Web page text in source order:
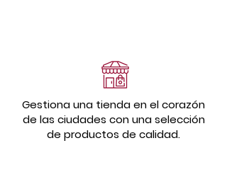
Gestiona una tienda en el corazón
de las ciudades con una selección
de productos de calidad.